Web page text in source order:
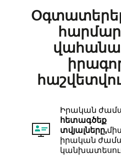
Իրական
հետագծեք
տվյալները,
իրական